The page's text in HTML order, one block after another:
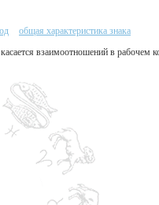
общая характеристика знака
взаимоотношений в рабочем